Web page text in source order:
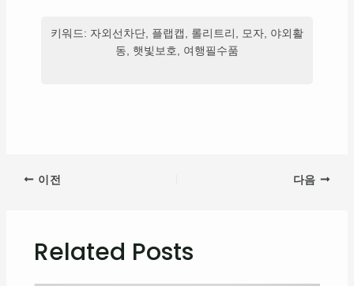
키워드: 자외선차단, 플랩캡, 롤리트리, 모자, 야외활
동, 햇빛보호, 여행필수품
이전 다음
Related Posts